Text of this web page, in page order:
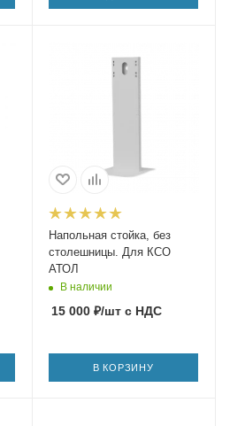
Напольная стойка, без
столешницы. Для КСО
АТОЛ
В наличии
15 000₽/штс НДС
В КОРЗИНУ